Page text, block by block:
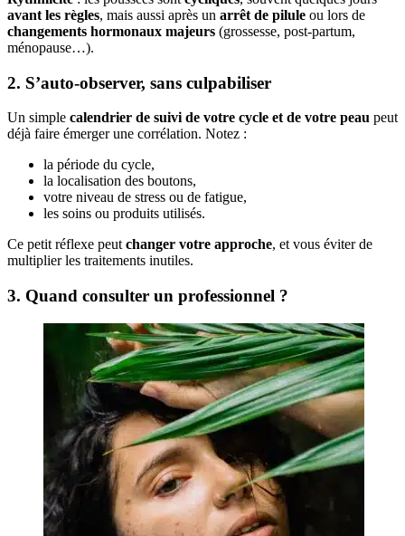
avant les règles, mais aussi après un arrêt de pilule ou lors de
changements hormonaux majeurs (grossesse, post-partum,
ménopause…).
2. S’auto-observer, sans culpabiliser
Un simple calendrier de suivi de votre cycle et de votre peau peut
déjà faire émerger une corrélation. Notez :
la période du cycle,
la localisation des boutons,
votre niveau de stress ou de fatigue,
les soins ou produits utilisés.
Ce petit réflexe peutchanger votre approche, et vous éviter de
multiplier les traitements inutiles.
3. Quand consulter un professionnel ?